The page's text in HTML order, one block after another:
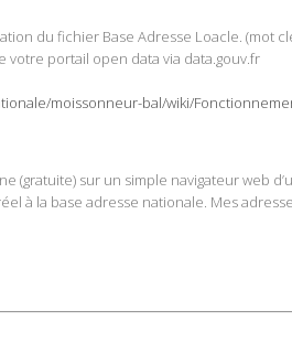
du fichier Base Adresse Loacle. (mot
portail open data via data.gouv.fr
moissonneur-bal/wiki/
(gratuite) sur un simple navigateur web
à la base adresse nationale. Mes